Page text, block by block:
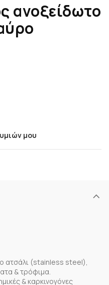
ανοξείδωτο
μου
ατσάλι (stainless steel),
& τρόφιμα.
& καρκινογόνες